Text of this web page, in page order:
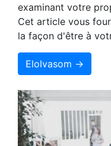
examinant votre
Cet article vous
la façon d'être à
Elolvasom →